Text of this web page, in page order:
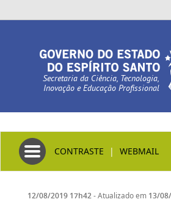
Secretaria da Ciência, Tecnologia,
Inovação e Educação Profissional
Toggle navigation
CONTRASTE | WEBMAIL
12/08/2019 17h42- Atualizado em 13/